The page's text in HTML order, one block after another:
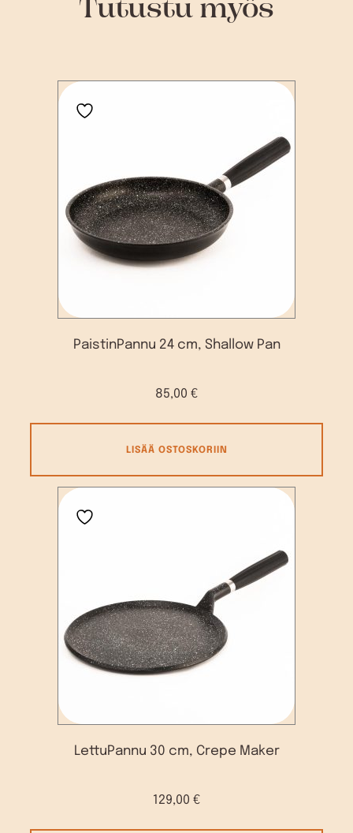
Tutustu myös
PaistinPannu 24 cm, Shallow Pan
85,00 €
LISÄÄ OSTOSKORIIN
LettuPannu 30 cm, Crepe Maker
129,00 €